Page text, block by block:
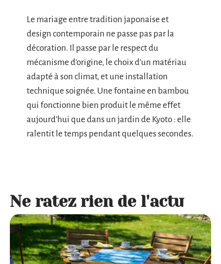
Le mariage entre tradition japonaise et
design contemporain ne passe pas par la
décoration. Il passe par le respect du
mécanisme d’origine, le choix d’un matériau
adapté à son climat, et une installation
technique soignée. Une fontaine en bambou
qui fonctionne bien produit le même effet
aujourd’hui que dans un jardin de Kyoto : elle
ralentit le temps pendant quelques secondes.
Ne ratez rien de l'actu